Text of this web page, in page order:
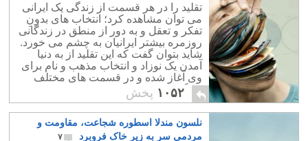
تقلید را در هر قسمت از زندگی یک ایرانی
می توان مشاهده کرد؛ انتخاب های بدونِ
تفکر و تعقل و به دور از منطق در زندگانی
روزمره بیشتر ایرانیان به چشم می خورد.
شاید بتوان گفت که این تقلید از به دنیا
آمدن یک نوزاد و انتخاب مذهب و نام برای
وی آغاز شده و در قسمت های مختلف
زندگی خودش را نشان می دهد.
۱۰۵۲ پخش
نلسون مندلا اسطوره شجاعت، مقاومت و
مردمی سر به زیر خاک فروبرد
۷